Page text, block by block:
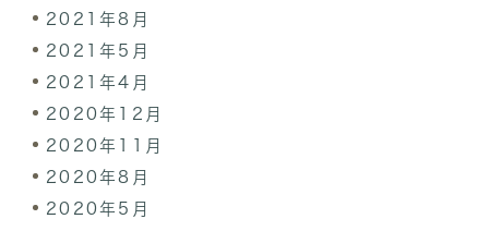
2021年8月
2021年5月
2021年4月
2020年12月
2020年11月
2020年8月
2020年5月